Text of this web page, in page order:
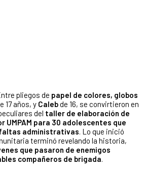
pliegos de papel de colores, globos
17 años, y Calebde 16, se convirtieron en
del taller de elaboración de
UMPAM para 30 adolescentes que
administrativas. Lo que inició
terminó revelando la historia,
que pasaron de enemigos
compañeros de brigada.